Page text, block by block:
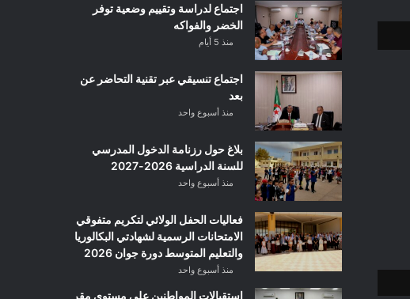
اجتماع لدراسة وتقييم وضعية توفر
الخضر والفواكه
منذ 5 أيام
اجتماع تنسيقي عبر تقنية التحاضر عن
بعد
منذ أسبوع واحد
بلاغ حول رزنامة الدخول المدرسي
للسنة الدراسية 2026-2027
منذ أسبوع واحد
فعاليات الحفل الولائي لتكريم متفوقي
الامتحانات الرسمية لشهادتي البكالوريا
والتعليم المتوسط دورة جوان 2026
منذ أسبوع واحد
استقبالات المواطنين على مستوى مقر